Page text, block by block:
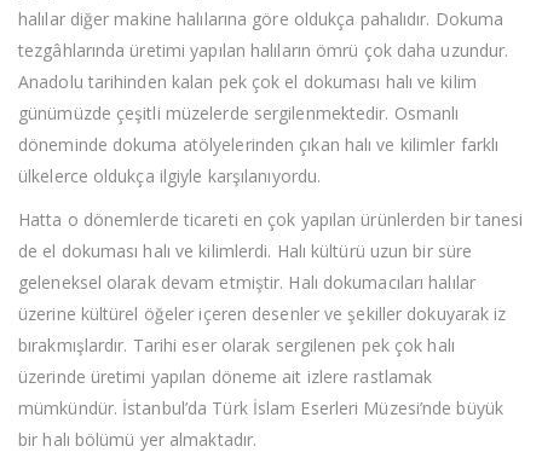
halılar diğer makine halılarına göre oldukça pahalıdır. Dokuma
tezgâhlarında üretimi yapılan halıların ömrü çok daha uzundur.
Anadolu tarihinden kalan pek çok el dokuması halı ve kilim
günümüzde çeşitli müzelerde sergilenmektedir. Osmanlı
döneminde dokuma atölyelerinden çıkan halı ve kilimler farklı
ülkelerce oldukça ilgiyle karşılanıyordu.
Hatta o dönemlerde ticareti en çok yapılan ürünlerden bir tanesi
de el dokuması halı ve kilimlerdi. Halı kültürü uzun bir süre
geleneksel olarak devam etmiştir. Halı dokumacıları halılar
üzerine kültürel öğeler içeren desenler ve şekiller dokuyarak iz
bırakmışlardır. Tarihi eser olarak sergilenen pek çok halı
üzerinde üretimi yapılan döneme ait izlere rastlamak
mümkündür. İstanbul’da Türk İslam Eserleri Müzesi’nde büyük
bir halı bölümü yer almaktadır.